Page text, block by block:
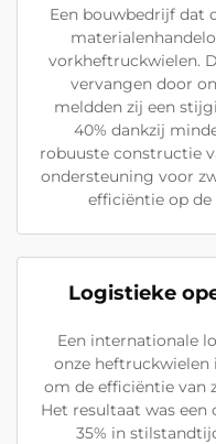
Een bouwbedrijf dat
vorkheftruckwielen.
vervangen door
meldden zij een
40% dankzij
robuuste constructie
ondersteuning voor
efficiëntie op
Logistieke
Een internationale
onze heftruckwielen
om de efficiëntie van
Het resultaat was
35% in